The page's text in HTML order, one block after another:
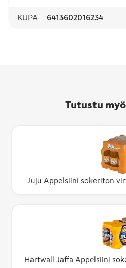
KUPA 6413602016234
Tutustu
Juju Appelsiini sokeriton
Hartwall Jaffa Appelsiini